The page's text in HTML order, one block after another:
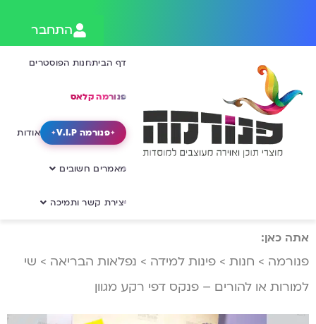
התחבר
דף הביתחנות הפוסטרים
פנורמה קלאס
פנורמה V.I.P אודות
מאמרים חשובים
יצירת קשר ותמיכה
אתה כאן:
פנורמה > חנות > פינות למידה > נפלאות הבריאה > שי
למורות או להורים – פנקס דפי רקע מגוון